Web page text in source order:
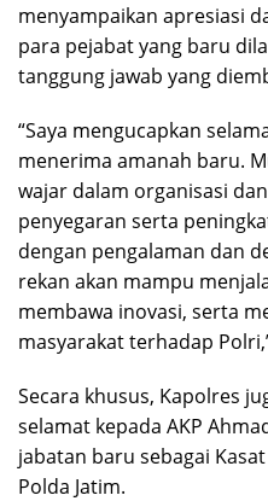
menyampaikan apresiasi
para pejabat yang baru
tanggung jawab yang
“Saya mengucapkan
menerima amanah baru.
wajar dalam organisasi
penyegaran serta
dengan pengalaman dan
rekan akan mampu
membawa inovasi, serta
masyarakat terhadap
Secara khusus, Kapolres
selamat kepada AKP
jabatan baru sebagai
Polda Jatim.